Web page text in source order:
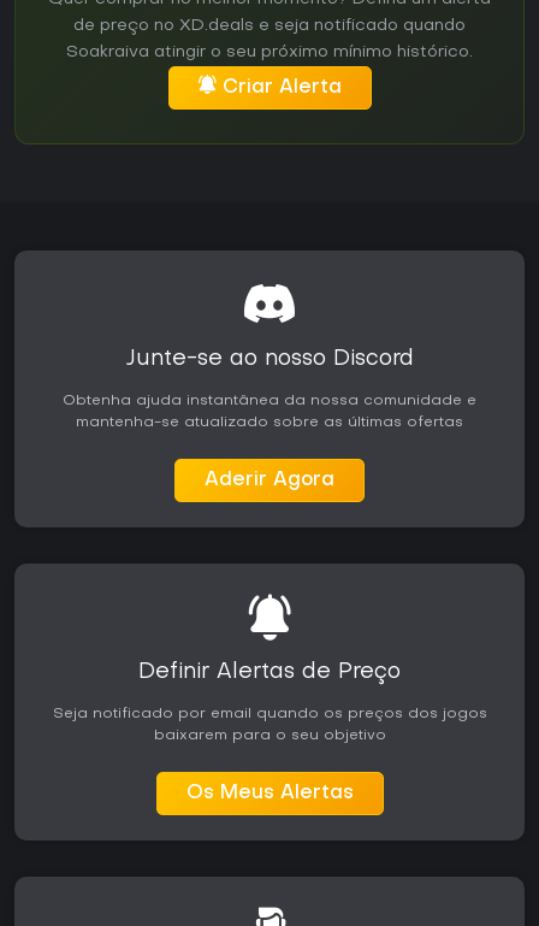
de preço no XD.deals e seja notificado quando
Soakraiva atingir o seu próximo mínimo histórico.
Criar Alerta
Junte-se ao nosso Discord
Obtenha ajuda instantânea da nossa comunidade e
mantenha-se atualizado sobre as últimas ofertas
Aderir Agora
Definir Alertas de Preço
Seja notificado por email quando os preços dos jogos
baixarem para o seu objetivo
Os Meus Alertas